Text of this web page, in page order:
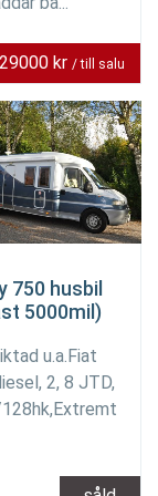
kr / till salu
750 husbil
5000mil)
u.a.Fiat
2, 8 JTD,